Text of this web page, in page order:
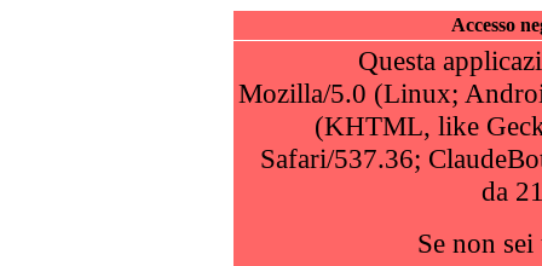
Accesso
Questa
Mozilla/5.0 (Linux;
(KHTML, like
Safari/537.36;
da
Se non